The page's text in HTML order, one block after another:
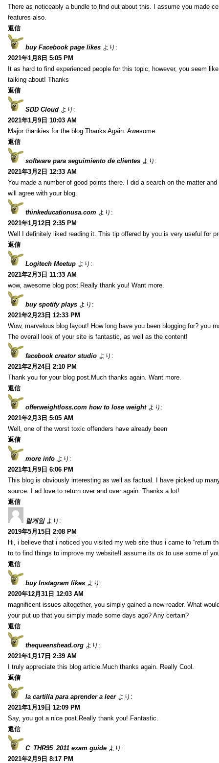
There as noticeably a bundle to find out about this. I assume you made
features also.
返信
buy Facebook page likes より:
2021年1月8日 5:05 PM
It as hard to find experienced people for this topic, however, you seem
talking about! Thanks
返信
SDD Cloud より:
2021年1月9日 10:03 AM
Major thankies for the blog.Thanks Again. Awesome.
返信
software para seguimiento de clientes より:
2021年3月2日 12:33 AM
You made a number of good points there. I did a search on the matter
will agree with your blog.
thinkeducationusa.com より:
2021年1月12日 2:35 PM
Well I definitely liked reading it. This tip offered by you is very useful for
返信
Logitech Meetup より:
2021年2月3日 11:33 AM
wow, awesome blog post.Really thank you! Want more.
buy spotify plays より:
2021年2月23日 12:33 PM
Wow, marvelous blog layout! How long have you been blogging for? you
The overall look of your site is fantastic, as well as the content!
facebook creator studio より:
2021年2月24日 2:10 PM
Thank you for your blog post.Much thanks again. Want more.
返信
offerweightloss.com how to lose weight より:
2021年2月3日 5:05 AM
Well, one of the worst toxic offenders have already been
返信
more info より:
2021年1月9日 6:06 PM
This blog is obviously interesting as well as factual. I have picked up
source. I ad love to return over and over again. Thanks a lot!
返信
릴게임 より:
2019年5月15日 2:08 PM
Hi, i believe that i noticed you visited my web site thus i came to “return
to to find things to improve my website!I assume its ok to use some of
返信
buy Instagram likes より:
2020年12月31日 12:03 AM
magnificent issues altogether, you simply gained a new reader. What
your put up that you simply made some days ago? Any certain?
返信
thequeenshead.org より:
2021年1月17日 2:39 AM
I truly appreciate this blog article.Much thanks again. Really Cool.
返信
la cartilla para aprender a leer より:
2021年1月19日 12:09 PM
Say, you got a nice post.Really thank you! Fantastic.
返信
C_THR95_2011 exam guide より:
2021年2月9日 8:17 PM